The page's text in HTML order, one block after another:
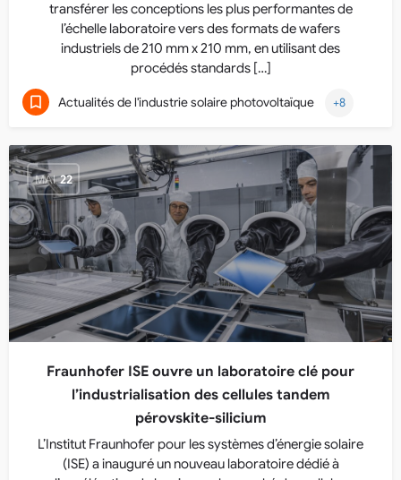
transférer les conceptions les plus performantes de
l’échelle laboratoire vers des formats de wafers
industriels de 210 mm x 210 mm, en utilisant des
procédés standards […]
Actualités de l'industrie solaire photovoltaïque +8
MAI 22
Fraunhofer ISE ouvre un laboratoire clé pour
l’industrialisation des cellules tandem
pérovskite-silicium
L’Institut Fraunhofer pour les systèmes d’énergie solaire
(ISE) a inauguré un nouveau laboratoire dédié à